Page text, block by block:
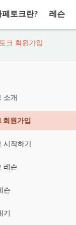
페토크란? 레슨
크 회원가입
소개
회원가입
시작하기
레슨
슨
기